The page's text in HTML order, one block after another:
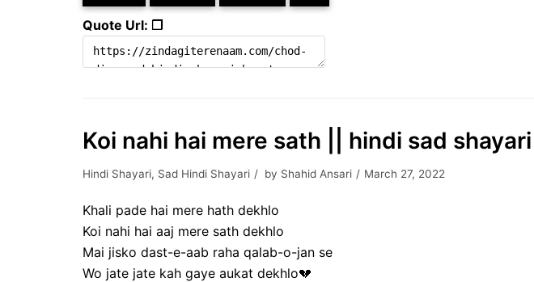
Quote Url: ❐
Koi nahi hai mere sath || hindi sad shayari
Hindi Shayari, Sad Hindi Shayari by Shahid Ansari March 27, 2022
Khali pade hai mere hath dekhlo
Koi nahi hai aaj mere sath dekhlo
Mai jisko dast-e-aab raha qalab-o-jan se
Wo jate jate kah gaye aukat dekhlo💔